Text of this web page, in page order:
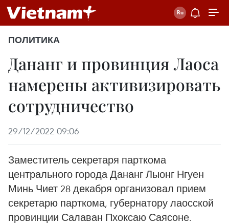
ПОЛИТИКА
Дананг и провинция Лаоса
намерены активизировать
сотрудничество
29/12/2022 09:06
Заместитель секретаря парткома
центрального города Дананг Лыонг Нгуен
Минь Чиет 28 декабря организовал прием
секретарю парткома, губернатору лаосской
провинции Салаван Пхоксаю Саясоне.